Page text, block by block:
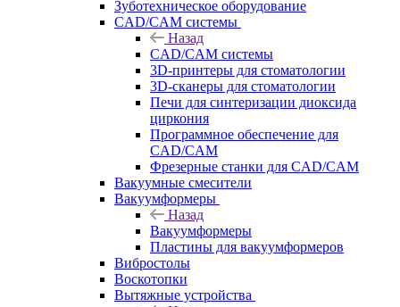
Зуботехническое оборудование
CAD/CAM системы
Назад
CAD/CAM системы
3D-принтеры для стоматологии
3D-сканеры для стоматологии
Печи для синтеризации диоксида
циркония
Программное обеспечение для
CAD/CAM
Фрезерные станки для CAD/CAM
Вакуумные смесители
Вакуумформеры
Назад
Вакуумформеры
Пластины для вакуумформеров
Вибростолы
Воскотопки
Вытяжные устройства